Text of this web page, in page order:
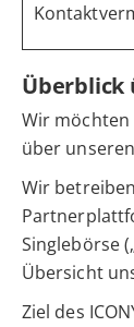
Überblick
Wir möchten
über
Wir
Singlebörse
Übersicht
Ziel des